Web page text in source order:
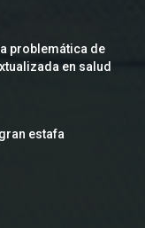
problemática de
en salud
estafa